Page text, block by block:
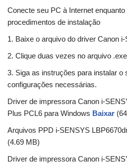
Conecte seu PC à Internet
procedimentos de instalação
1. Baixe o arquivo do driver Canon
2. Clique duas vezes no arquivo
3. Siga as instruções para instalar o
configurações necessárias.
Driver de impressora Canon i-
Plus PCL6 para Windows Baixar
Arquivos PPD i-SENSYS
(4.69 MB)
Driver de impressora Canon i-